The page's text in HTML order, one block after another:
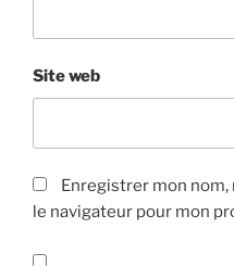
Site web
Enregistrer mon
le navigateur pour mon